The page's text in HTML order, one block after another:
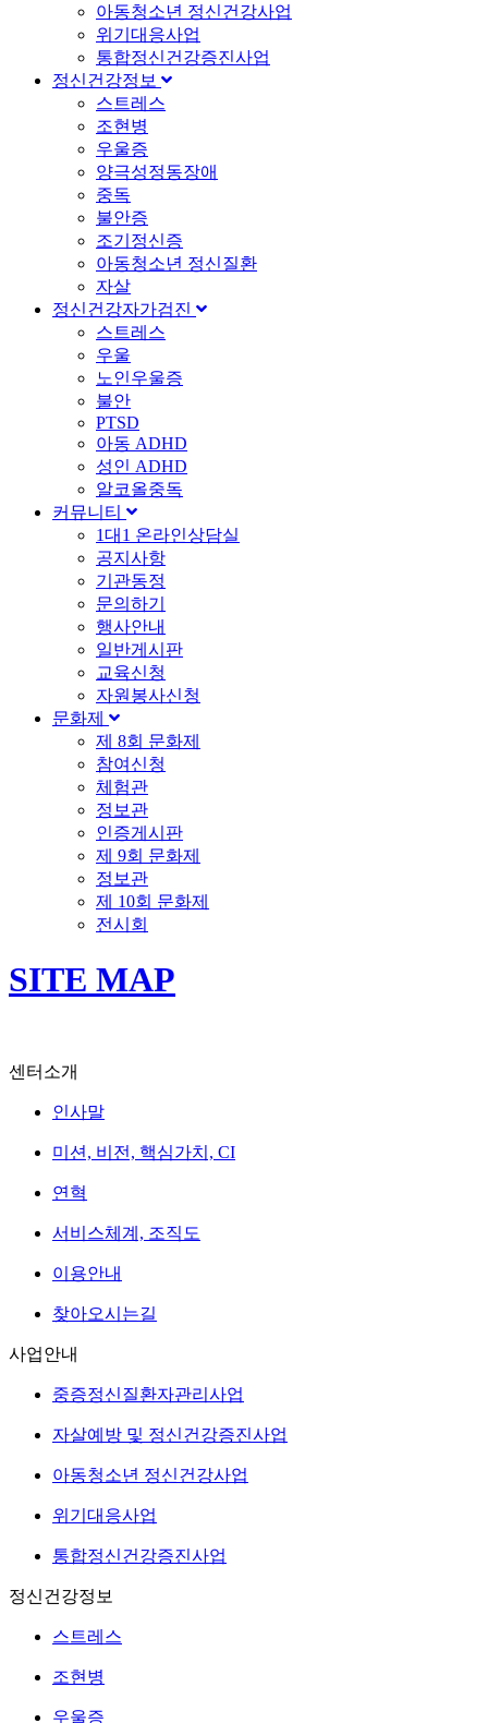
아동청소년 정신건강사업
위기대응사업
통합정신건강증진사업
정신건강정보
스트레스
조현병
우울증
양극성정동장애
중독
불안증
조기정신증
아동청소년 정신질환
자살
정신건강자가검진
스트레스
우울
노인우울증
불안
PTSD
아동 ADHD
성인 ADHD
알코올중독
커뮤니티
1대1 온라인상담실
공지사항
기관동정
문의하기
행사안내
일반게시판
교육신청
자원봉사신청
문화제
제 8회 문화제
참여신청
체험관
정보관
인증게시판
제 9회 문화제
정보관
제 10회 문화제
전시회
SITE MAP
센터소개
인사말
미션, 비전, 핵심가치, CI
연혁
서비스체계, 조직도
이용안내
찾아오시는길
사업안내
중증정신질환자관리사업
자살예방 및 정신건강증진사업
아동청소년 정신건강사업
위기대응사업
통합정신건강증진사업
정신건강정보
스트레스
조현병
우울증